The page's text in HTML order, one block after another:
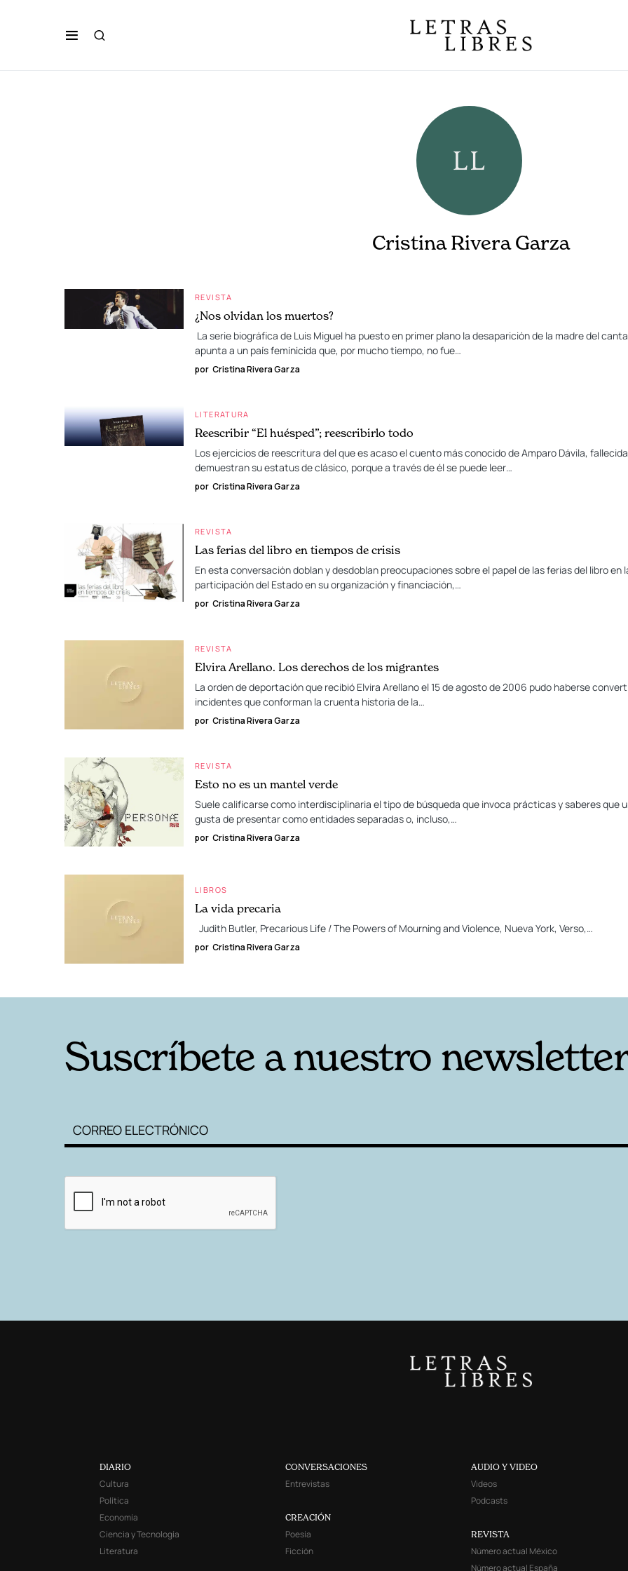
Cristina Rivera Garza
REVISTA
¿Nos olvidan los muertos?
La serie biográfica de Luis Miguel ha puesto en primer plano la desaparición de la madre del
apunta a un país feminicida que, por mucho tiempo, no fue…
por Cristina Rivera Garza
LITERATURA
Reescribir “El huésped”; reescribirlo todo
Los ejercicios de reescritura del que es acaso el cuento más conocido de Amparo Dávila,
demuestran su estatus de clásico, porque a través de él se puede leer…
por Cristina Rivera Garza
REVISTA
Las ferias del libro en tiempos de crisis
En esta conversación doblan y desdoblan preocupaciones sobre el papel de las ferias del libro en
participación del Estado en su organización y financiación,…
por Cristina Rivera Garza
REVISTA
Elvira Arellano. Los derechos de los migrantes
La orden de deportación que recibió Elvira Arellano el 15 de agosto de 2006 pudo haberse
incidentes que conforman la cruenta historia de la…
por Cristina Rivera Garza
REVISTA
Esto no es un mantel verde
Suele calificarse como interdisciplinaria el tipo de búsqueda que invoca prácticas y saberes que
gusta de presentar como entidades separadas o, incluso,…
por Cristina Rivera Garza
LIBROS
La vida precaria
Judith Butler, Precarious Life / The Powers of Mourning and Violence, Nueva York, Verso,…
por Cristina Rivera Garza
Suscríbete a nuestro
DIARIO
Cultura
Política
Economía
Ciencia y Tecnología
Literatura
CONVERSACIONES
Entrevistas
CREACIÓN
Poesía
Ficción
AUDIO Y VIDEO
Videos
Podcasts
REVISTA
Número actual México
Número actual España